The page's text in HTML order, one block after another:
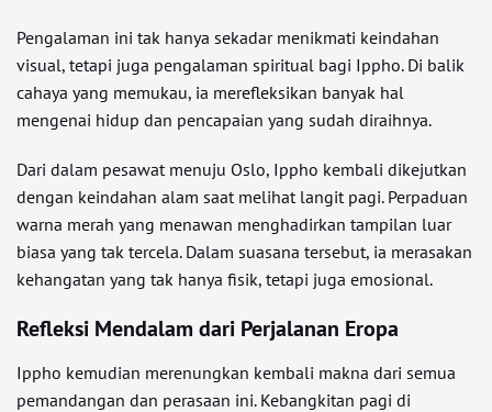
Pengalaman ini tak hanya sekadar menikmati keindahan
visual, tetapi juga pengalaman spiritual bagi Ippho. Di balik
cahaya yang memukau, ia merefleksikan banyak hal
mengenai hidup dan pencapaian yang sudah diraihnya.
Dari dalam pesawat menuju Oslo, Ippho kembali dikejutkan
dengan keindahan alam saat melihat langit pagi. Perpaduan
warna merah yang menawan menghadirkan tampilan luar
biasa yang tak tercela. Dalam suasana tersebut, ia merasakan
kehangatan yang tak hanya fisik, tetapi juga emosional.
Refleksi Mendalam dari Perjalanan Eropa
Ippho kemudian merenungkan kembali makna dari semua
pemandangan dan perasaan ini. Kebangkitan pagi di